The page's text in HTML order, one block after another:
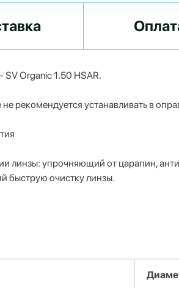
Organic 1.50 HSAR.
рекомендуется устанавливать в
линзы: упрочняющий от царапин,
быструю очистку линзы.